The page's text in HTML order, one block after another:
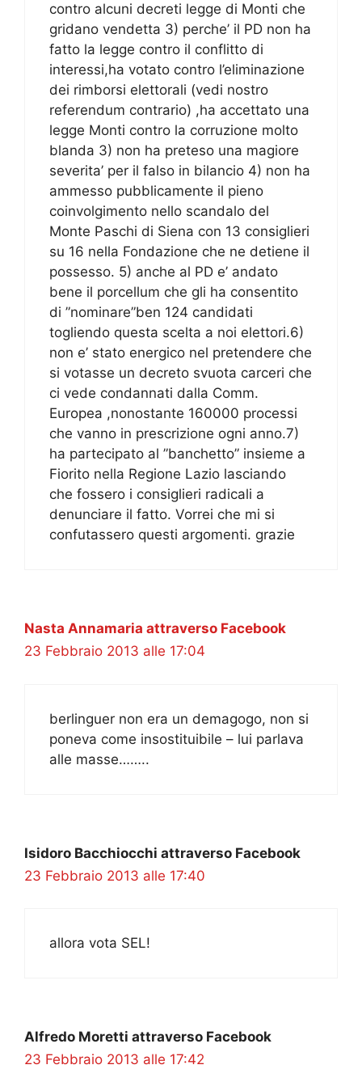
contro alcuni decreti legge di Monti che
gridano vendetta 3) perche’ il PD non ha
fatto la legge contro il conflitto di
interessi,ha votato contro l’eliminazione
dei rimborsi elettorali (vedi nostro
referendum contrario) ,ha accettato una
legge Monti contro la corruzione molto
blanda 3) non ha preteso una magiore
severita’ per il falso in bilancio 4) non ha
ammesso pubblicamente il pieno
coinvolgimento nello scandalo del
Monte Paschi di Siena con 13 consiglieri
su 16 nella Fondazione che ne detiene il
possesso. 5) anche al PD e’ andato
bene il porcellum che gli ha consentito
di ”nominare”ben 124 candidati
togliendo questa scelta a noi elettori.6)
non e’ stato energico nel pretendere che
si votasse un decreto svuota carceri che
ci vede condannati dalla Comm.
Europea ,nonostante 160000 processi
che vanno in prescrizione ogni anno.7)
ha partecipato al ”banchetto” insieme a
Fiorito nella Regione Lazio lasciando
che fossero i consiglieri radicali a
denunciare il fatto. Vorrei che mi si
confutassero questi argomenti. grazie
Nasta Annamaria attraverso Facebook
23 Febbraio 2013 alle 17:04
berlinguer non era un demagogo, non si
poneva come insostituibile – lui parlava
alle masse……..
Isidoro Bacchiocchi attraverso Facebook
23 Febbraio 2013 alle 17:40
allora vota SEL!
Alfredo Moretti attraverso Facebook
23 Febbraio 2013 alle 17:42